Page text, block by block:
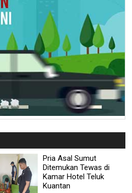
Pria Asal Sumut
Ditemukan Tewas di
Kamar Hotel Teluk
Kuantan